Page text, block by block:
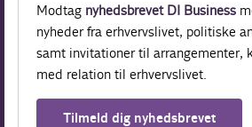
Modtag nyhedsbrevet DI Business
nyheder fra erhvervslivet, politiske
samt invitationer til arrangementer,
med relation til erhvervslivet.
Tilmeld dig nyhedsbrevet